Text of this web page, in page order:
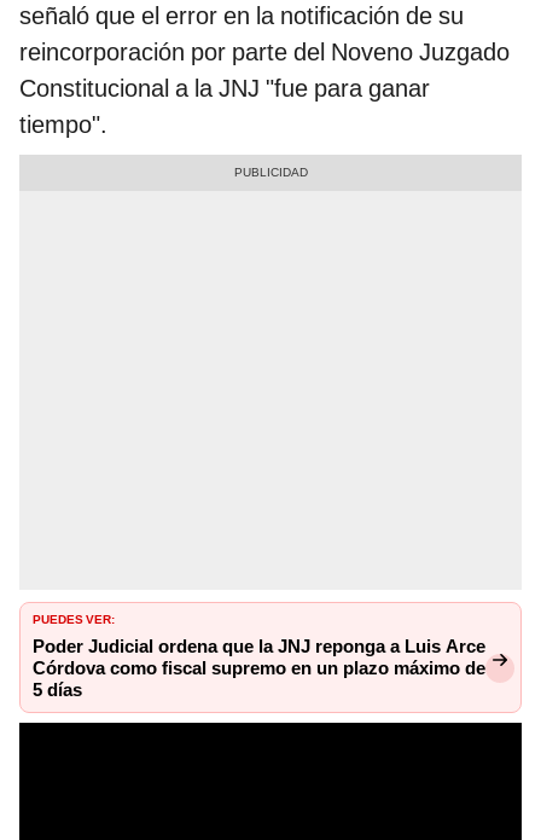
señaló que el error en la notificación de su
reincorporación por parte del Noveno Juzgado
Constitucional a la JNJ "fue para ganar
tiempo".
PUEDES VER:
Poder Judicial ordena que la JNJ reponga a Luis Arce
Córdova como fiscal supremo en un plazo máximo de
5 días